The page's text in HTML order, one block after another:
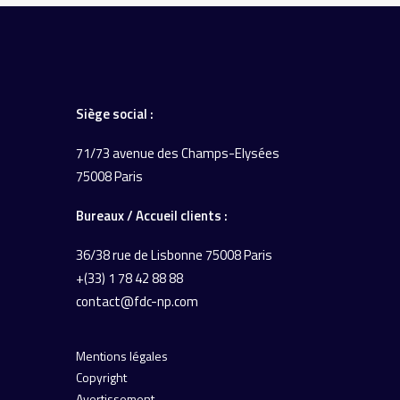
Siège social :
71/73 avenue des Champs-Elysées
75008 Paris
Bureaux / Accueil clients :
36/38 rue de Lisbonne75008 Paris
+(33) 1 78 42 88 88
contact@fdc-np.com
Mentions légales
Copyright